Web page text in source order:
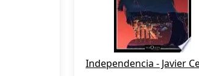
Independencia - Javier